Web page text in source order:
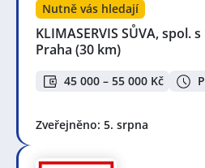
Nutně vás hledají
KLIMASERVIS SŮVA, spol.
Praha (30 km)
45 000 – 55 000 Kč
Zveřejněno: 5. srpna